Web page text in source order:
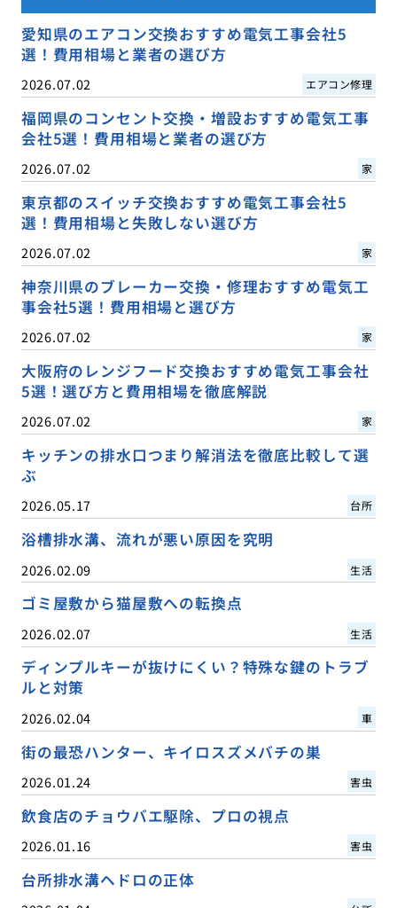
愛知県のエアコン交換おすすめ電気工事会社5
選！費用相場と業者の選び方
2026.07.02 エアコン修理
福岡県のコンセント交換・増設おすすめ電気工事
会社5選！費用相場と業者の選び方
2026.07.02 家
東京都のスイッチ交換おすすめ電気工事会社5
選！費用相場と失敗しない選び方
2026.07.02 家
神奈川県のブレーカー交換・修理おすすめ電気工
事会社5選！費用相場と選び方
2026.07.02 家
大阪府のレンジフード交換おすすめ電気工事会社
5選！選び方と費用相場を徹底解説
2026.07.02 家
キッチンの排水口つまり解消法を徹底比較して選
ぶ
2026.05.17 台所
浴槽排水溝、流れが悪い原因を究明
2026.02.09 生活
ゴミ屋敷から猫屋敷への転換点
2026.02.07 生活
ディンプルキーが抜けにくい？特殊な鍵のトラブ
ルと対策
2026.02.04 車
街の最恐ハンター、キイロスズメバチの巣
2026.01.24 害虫
飲食店のチョウバエ駆除、プロの視点
2026.01.16 害虫
台所排水溝ヘドロの正体